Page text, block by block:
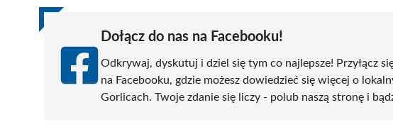
Dołącz do nas na Facebooku!
Odkrywaj, dyskutuj i dziel się tym co najlepsze! Przyłącz
na Facebooku, gdzie możesz dowiedzieć się więcej o
Gorlicach. Twoje zdanie się liczy - polub naszą stronę i